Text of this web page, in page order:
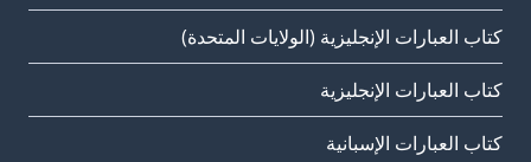
كتاب العبارات الإنجليزية (الولايات المتحدة)
كتاب العبارات الإنجليزية
كتاب العبارات الإسبانية